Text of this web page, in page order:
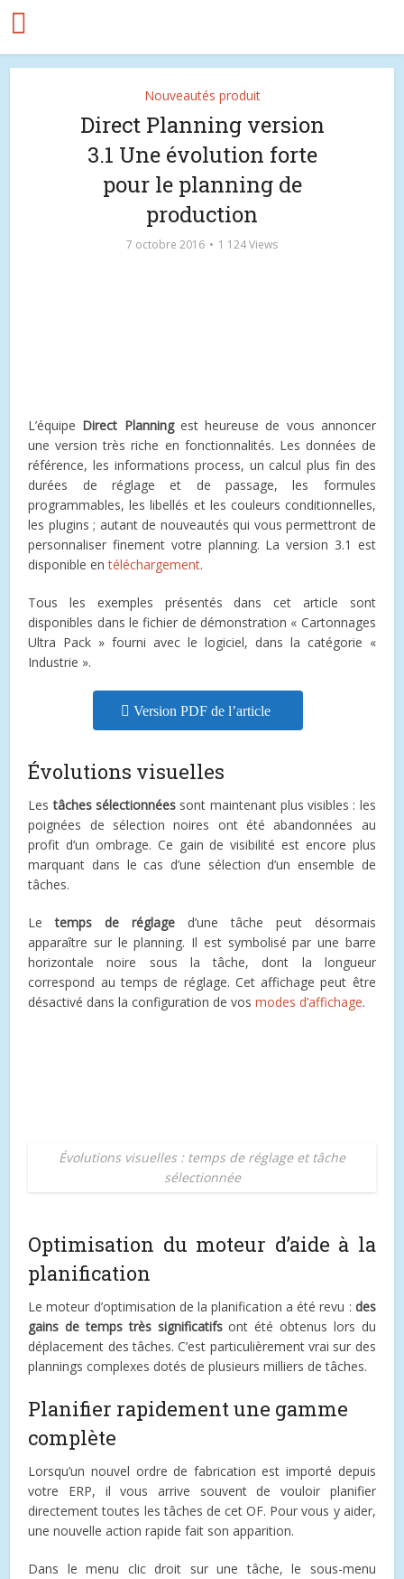
Nouveautés produit
Direct Planning version
3.1 Une évolution forte
pour le planning de
production
7 octobre 2016 1 124 Views
L’équipe Direct Planningest heureuse de vous annoncer
une version très riche en fonctionnalités. Les données de
référence, les informations process, un calcul plus fin des
durées de réglage et de passage, les formules
programmables, les libellés et les couleurs conditionnelles,
les plugins ; autant de nouveautés qui vous permettront de
personnaliser finement votre planning. La version 3.1 est
disponible entéléchargement.
Tous les exemples présentés dans cet article sont
disponibles dans le fichier de démonstration « Cartonnages
Ultra Pack » fourni avec le logiciel, dans la catégorie «
Industrie ».
Version PDF de l’article
Évolutions visuelles
Lestâches sélectionnéessont maintenant plus visibles : les
poignées de sélection noires ont été abandonnées au
profit d’un ombrage. Ce gain de visibilité est encore plus
marquant dans le cas d’une sélection d’un ensemble de
tâches.
Letemps de réglage d’une tâche peut désormais
apparaître sur le planning. Il est symbolisé par une barre
horizontale noire sous la tâche, dont la longueur
correspond au temps de réglage. Cet affichage peut être
désactivé dans la configuration de vosmodes d’affichage.
Évolutions visuelles : temps de réglage et tâche
sélectionnée
Optimisation du moteur d’aide à la
planification
Le moteur d’optimisation de la planification a été revu : des
gains de temps très significatifsont été obtenus lors du
déplacement des tâches. C’est particulièrement vrai sur des
plannings complexes dotés de plusieurs milliers de tâches.
Planifier rapidement une gamme
complète
Lorsqu’un nouvel ordre de fabrication est importé depuis
votre ERP, il vous arrive souvent de vouloir planifier
directement toutes les tâches de cet OF. Pour vous y aider,
une nouvelle action rapide fait son apparition.
Dans le menu clic droit sur une tâche, le sous-menu